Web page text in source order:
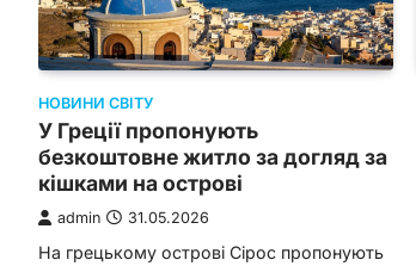
НОВИНИ СВІТУ
У Греції пропонують
безкоштовне житло за догляд за
кішками на острові
admin 31.05.2026
На грецькому острові Сірос пропонують